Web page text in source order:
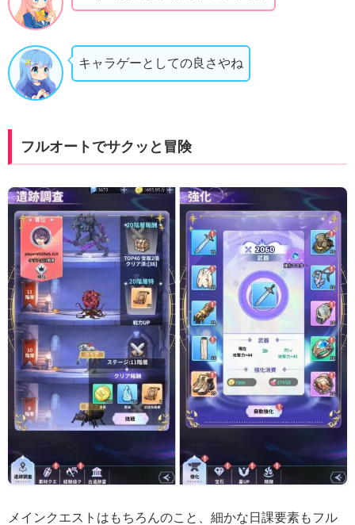
キャラゲーとしての良さやね
フルオートでサクッと冒険
メインクエストはもちろんのこと、細かな日課要素もフル